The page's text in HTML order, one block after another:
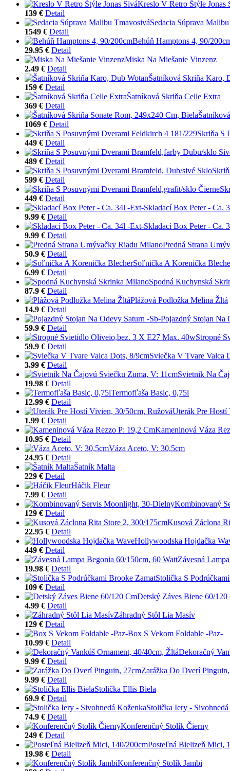
Kreslo V Retro Štýle Jonas
139 € Detail
Sedacia Súprava
1549 € Detail
Behúň Hamptons 4, 90/
29.95 € Detail
Miska Na Miešanie Vinzenz
2.49 € Detail
Šatníková Skriňa Karo,
159 € Detail
Šatníková Skriňa Celle Extra
369 € Detail
1069 € Detail
Skriňa S
449 € Detail
489 € Detail
599 € Detail
449 € Detail
Skladací Box Peter - Ca.
9.99 € Detail
Skladací Box Peter - Ca.
9.99 € Detail
Predná Strana
50.9 € Detail
Soľnička A Korenička
6.99 € Detail
Spodná Kuchynská
87.9 € Detail
Plážová Podložka Melina Žltá
14.9 € Detail
Pojazdný Stojan Na
59.9 € Detail
Stropné
59.9 € Detail
Sviečka V Tvare Valca
3.99 € Detail
Svietnik Na
19.98 € Detail
Termofľaša Basic, 0,75l
12.99 € Detail
Uterák Pre Hostí
1.99 € Detail
Kameninová Váza
10.95 € Detail
Váza Aceto, V: 30,5cm
24.95 € Detail
Šatník Malta
229 € Detail
Háčik Fleur
7.99 € Detail
Kombinovaný
129 € Detail
Kusová Záclona
22.95 € Detail
Hollywoodska Hojdačka
449 € Detail
Závesná
19.98 € Detail
Stolička S
109 € Detail
Detský Záves Biene 60/120
4.99 € Detail
Záhradný Stôl Lia Masív
129 € Detail
Box S Vekom Foldable -Paz-
10.99 € Detail
Dekoračný
9.99 € Detail
Zarážka Do Dverí
9.99 € Detail
Stolička Ellis Biela
69.9 € Detail
Stolička Iery -
74.9 € Detail
Konferenčný Stolík Čierny
249 € Detail
Posteľná Bielizeň Mici,
19.98 € Detail
Konferenčný Stolík Jambi